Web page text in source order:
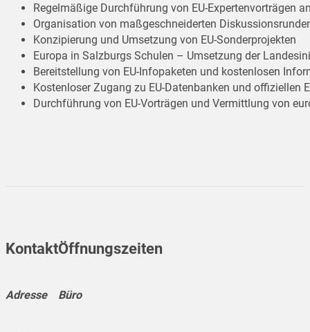
Regelmäßige Durchführung von EU-Expertenvorträgen
Organisation von maßgeschneiderten
Konzipierung und Umsetzung von EU-Sonderprojekten
Europa in Salzburgs Schulen – Umsetzung der
Bereitstellung von EU-Infopaketen und kostenlosen
Kostenloser Zugang zu EU-Datenbanken und offiziellen
Durchführung von EU-Vorträgen und Vermittlung von
Kontakt
Adresse
Öffnungszeiten
Büro